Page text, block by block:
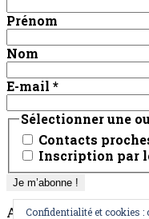
Prénom
Nom
E-mail *
Sélectionner une
Contacts
Inscription par
AOTMConfidentialité et cookies